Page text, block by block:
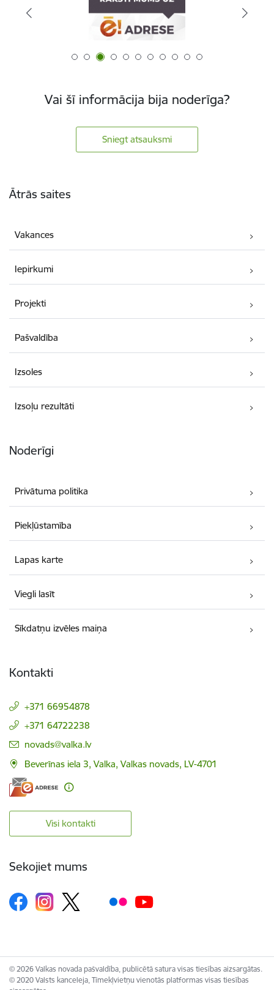
Vai šī informācija bija noderīga?
Sniegt atsauksmi
Ātrās saites
Vakances
Iepirkumi
Projekti
Pašvaldība
Izsoles
Izsoļu rezultāti
Noderīgi
Privātuma politika
Piekļūstamība
Lapas karte
Viegli lasīt
Sīkdatņu izvēles maiņa
Kontakti
+371 66954878
+371 64722238
E-pasts:
novads@valka.lv
Beverīnas iela 3, Valka, Valkas novads, LV-4701
Visi kontakti
Sekojiet mums
© 2026 Valkas novada pašvaldība, publicētā satura visas tiesības aizsargātas.
© 2020 Valsts kanceleja, Tīmekļvietņu vienotās platformas visas tiesības